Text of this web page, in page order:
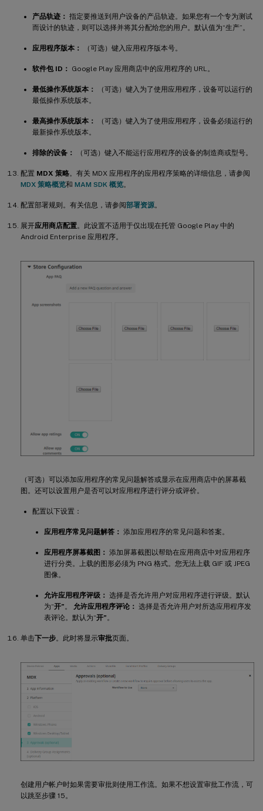
产品轨迹： 指定要推送到用户设备的产品轨迹。如果您有一个专为测试
而设计的轨迹，则可以选择并将其分配给您的用户。默认值为“生产”。
应用程序版本： （可选）键入应用程序版本号。
软件包 ID： Google Play 应用商店中的应用程序的 URL。
最低操作系统版本：
（可选）键入为了使用应用程序，设备可以运行的
最低操作系统版本。
最高操作系统版本：
（可选）键入为了使用应用程序，设备必须运行的
最新操作系统版本。
排除的设备： （可选）键入不能运行应用程序的设备的制造商或型号。
配置 MDX 策略。有关 MDX 应用程序的应用程序策略的详细信息，请参阅
MDX 策略概览和 MAM SDK 概览。
配置部署规则。有关信息，请参阅部署资源。
展开应用商店配置。此设置不适用于仅出现在托管 Google Play 中的
Android Enterprise 应用程序。
（可选）可以添加应用程序的常见问题解答或显示在应用商店中的屏幕截
图。还可以设置用户是否可以对应用程序进行评分或评价。
配置以下设置：
应用程序常见问题解答： 添加应用程序的常见问题和答案。
应用程序屏幕截图： 添加屏幕截图以帮助在应用商店中对应用程序
进行分类。上载的图形必须为 PNG 格式。您无法上载 GIF 或 JPEG
图像。
允许应用程序评级： 选择是否允许用户对应用程序进行评级。默认
为“开”。 允许应用程序评论： 选择是否允许用户对所选应用程序发
表评论。默认为“开”。
单击下一步。此时将显示审批页面。
创建用户帐户时如果需要审批则使用工作流。如果不想设置审批工作流，可
以跳至步骤 15。